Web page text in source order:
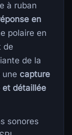
à ruban
en
polaire en
de
de la
capture
et détaillée
sonores